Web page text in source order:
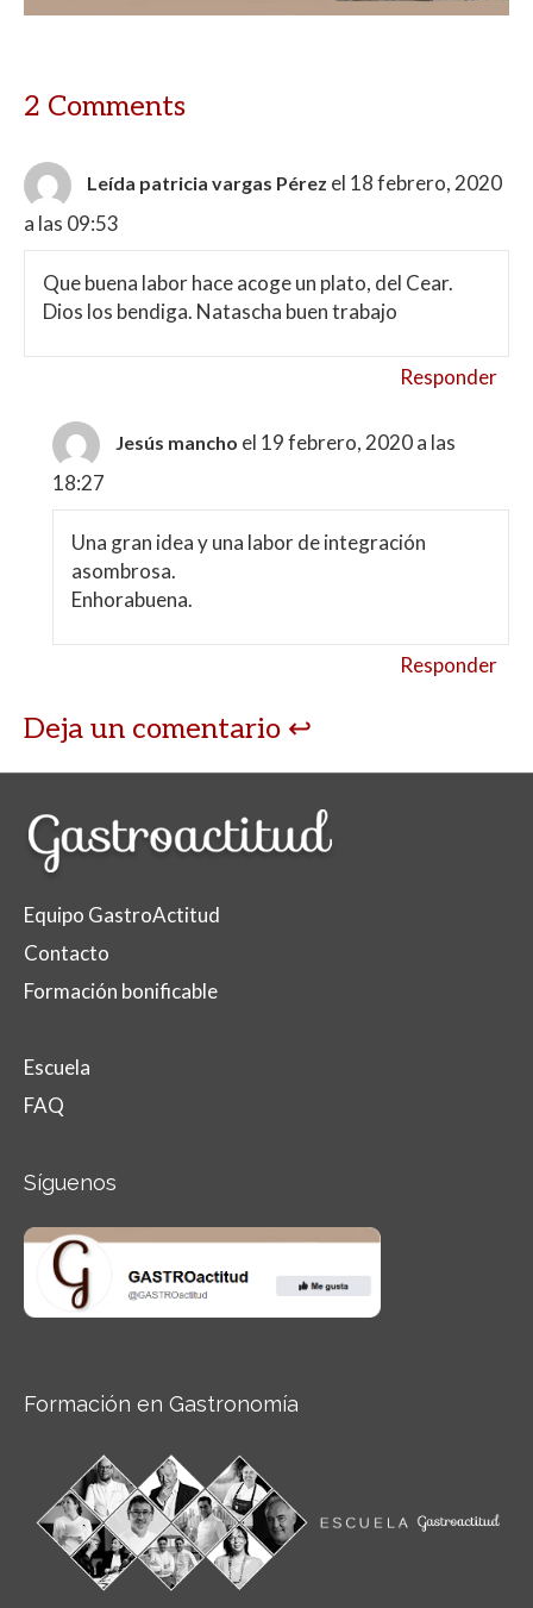
2 Comments
Leída patricia vargas Pérez el 18 febrero, 2020
a las 09:53
Que buena labor hace acoge un plato, del Cear.
Dios los bendiga. Natascha buen trabajo
Responder
Jesús mancho el 19 febrero, 2020 a las
18:27
Una gran idea y una labor de integración
asombrosa.
Enhorabuena.
Responder
Deja un comentario
Equipo GastroActitud
Contacto
Formación bonificable
Escuela
FAQ
Síguenos
Formación en Gastronomía